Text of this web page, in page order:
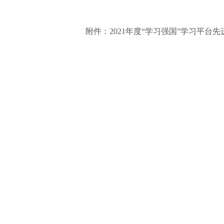
附件：2021年度“学习强国”学习平台